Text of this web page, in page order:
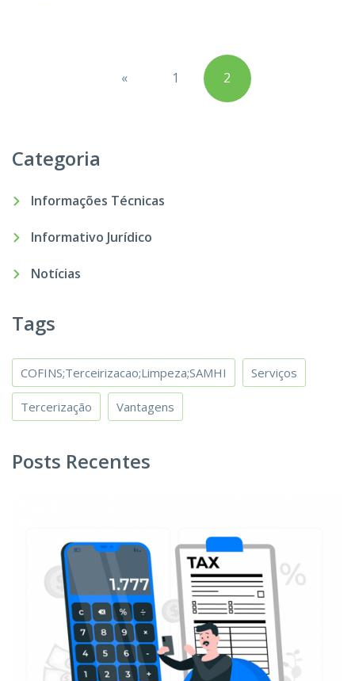
« 1 2
Categoria
Informações Técnicas
Informativo Jurídico
Notícias
Tags
COFINS;Terceirizacao;Limpeza;SAMHI Serviços
Tercerização Vantagens
Posts Recentes